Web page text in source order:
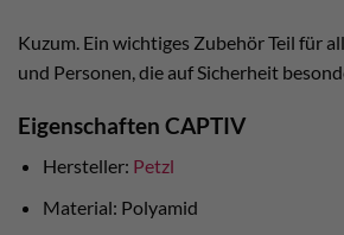
Kuzum. Ein wichtiges Zubehör Teil für
und Personen, die auf Sicherheit
Eigenschaften CAPTIV
Hersteller: Petzl
Material: Polyamid